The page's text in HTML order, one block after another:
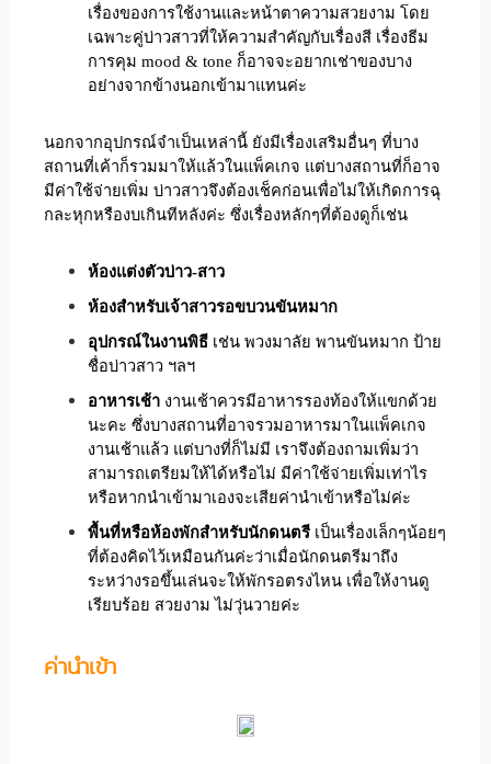
เรื่องของการใช้งานและหน้าตาความสวยงาม โดย
เฉพาะคู่บ่าวสาวที่ให้ความสำคัญกับเรื่องสี เรื่องธีม
การคุม mood & tone ก็อาจจะอยากเช่าของบาง
อย่างจากข้างนอกเข้ามาแทนค่ะ
นอกจากอุปกรณ์จำเป็นเหล่านี้ ยังมีเรื่องเสริมอื่นๆ ที่บาง
สถานที่เค้าก็รวมมาให้แล้วในแพ็คเกจ แต่บางสถานที่ก็อาจ
มีค่าใช้จ่ายเพิ่ม บ่าวสาวจึงต้องเช็คก่อนเพื่อไม่ให้เกิดการฉุ
กละหุกหรืองบเกินทีหลังค่ะ ซึ่งเรื่องหลักๆที่ต้องดูก็เช่น
ห้องแต่งตัวบ่าว-สาว
ห้องสำหรับเจ้าสาวรอขบวนขันหมาก
อุปกรณ์ในงานพิธี เช่น พวงมาลัย พานขันหมาก ป้าย
ชื่อบ่าวสาว ฯลฯ
อาหารเช้า งานเช้าควรมีอาหารรองท้องให้แขกด้วย
นะคะ ซึ่งบางสถานที่อาจรวมอาหารมาในแพ็คเกจ
งานเช้าแล้ว แต่บางที่ก็ไม่มี เราจึงต้องถามเพิ่มว่า
สามารถเตรียมให้ได้หรือไม่ มีค่าใช้จ่ายเพิ่มเท่าไร
หรือหากนำเข้ามาเองจะเสียค่านำเข้าหรือไม่ค่ะ
พื้นที่หรือห้องพักสำหรับนักดนตรี เป็นเรื่องเล็กๆน้อยๆ
ที่ต้องคิดไว้เหมือนกันค่ะว่าเมื่อนักดนตรีมาถึง
ระหว่างรอขึ้นเล่นจะให้พักรอตรงไหน เพื่อให้งานดู
เรียบร้อย สวยงาม ไม่วุ่นวายค่ะ
ค่านำเข้า